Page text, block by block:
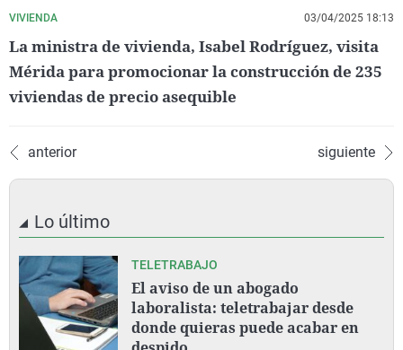
VIVIENDA 03/04/2025 18:13
La ministra de vivienda, Isabel Rodríguez, visita
Mérida para promocionar la construcción de 235
viviendas de precio asequible
anterior siguiente
Lo último
TELETRABAJO
El aviso de un abogado
laboralista: teletrabajar desde
donde quieras puede acabar en